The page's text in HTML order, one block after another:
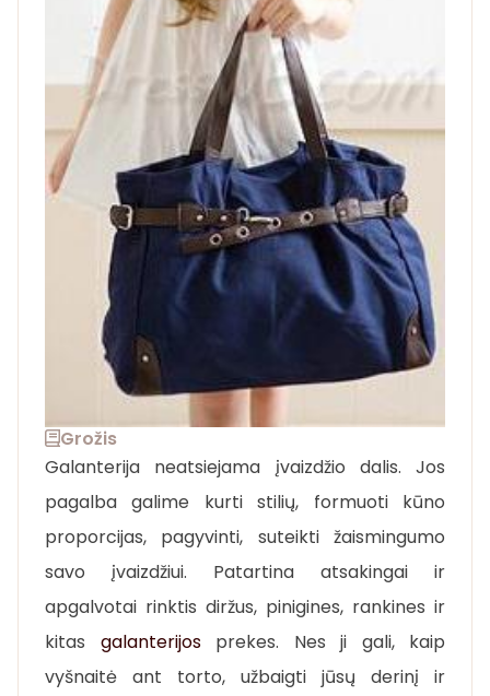
Grožis
Galanterija neatsiejama įvaizdžio dalis. Jos
pagalba galime kurti stilių, formuoti kūno
proporcijas, pagyvinti, suteikti žaismingumo
savo įvaizdžiui. Patartina atsakingai ir
apgalvotai rinktis diržus, pinigines, rankines ir
kitas galanterijosprekes. Nes ji gali, kaip
vyšnaitė ant torto, užbaigti jūsų derinį ir